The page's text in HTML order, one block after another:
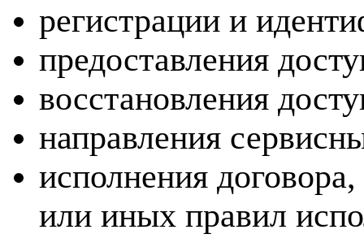
регистрации и
предоставления
восстановления
направления
исполнения
или иных правил